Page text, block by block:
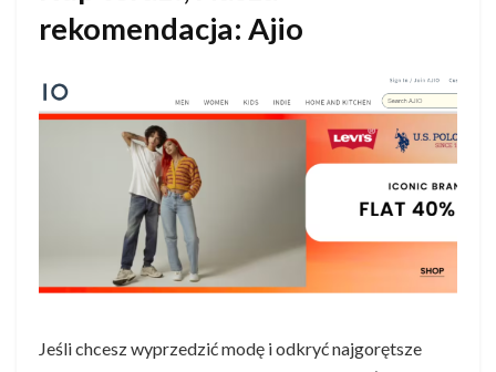
rekomendacja: Ajio
Jeśli chcesz wyprzedzić modę i odkryć najgorętsze